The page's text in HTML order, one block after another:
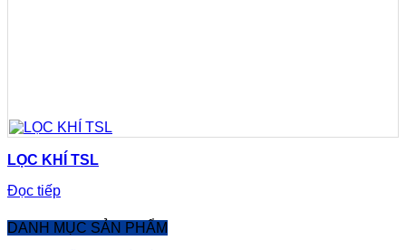
LỌC KHÍ TSL
Đọc tiếp
DANH MỤC SẢN PHẨM